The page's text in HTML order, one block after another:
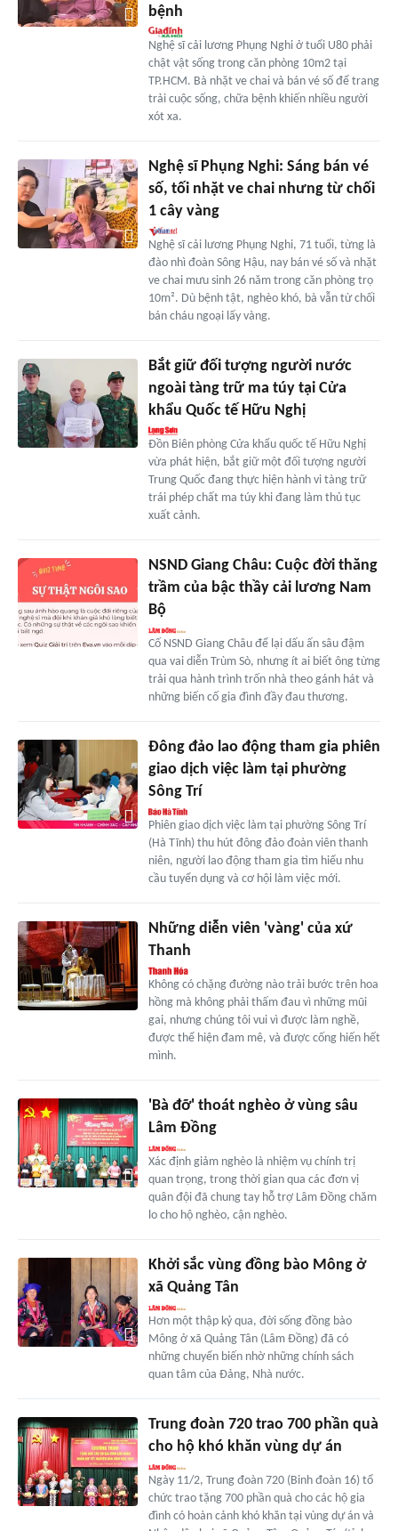
bệnh
Nghệ sĩ cải lương Phụng Nghi ở tuổi U80 phải
chật vật sống trong căn phòng 10m2 tại
TP.HCM. Bà nhặt ve chai và bán vé số để trang
trải cuộc sống, chữa bệnh khiến nhiều người
xót xa.
Nghệ sĩ Phụng Nghi: Sáng bán vé
số, tối nhặt ve chai nhưng từ chối
1 cây vàng
Nghệ sĩ cải lương Phụng Nghi, 71 tuổi, từng là
đào nhì đoàn Sông Hậu, nay bán vé số và nhặt
ve chai mưu sinh 26 năm trong căn phòng trọ
10m². Dù bệnh tật, nghèo khó, bà vẫn từ chối
bán cháu ngoại lấy vàng.
Bắt giữ đối tượng người nước
ngoài tàng trữ ma túy tại Cửa
khẩu Quốc tế Hữu Nghị
Đồn Biên phòng Cửa khẩu quốc tế Hữu Nghị
vừa phát hiện, bắt giữ một đối tượng người
Trung Quốc đang thực hiện hành vi tàng trữ
trái phép chất ma túy khi đang làm thủ tục
xuất cảnh.
NSND Giang Châu: Cuộc đời thăng
trầm của bậc thầy cải lương Nam
Bộ
Cố NSND Giang Châu để lại dấu ấn sâu đậm
qua vai diễn Trùm Sò, nhưng ít ai biết ông từng
trải qua hành trình trốn nhà theo gánh hát và
những biến cố gia đình đầy đau thương.
Đông đảo lao động tham gia phiên
giao dịch việc làm tại phường
Sông Trí
Phiên giao dịch việc làm tại phường Sông Trí
(Hà Tĩnh) thu hút đông đảo đoàn viên thanh
niên, người lao động tham gia tìm hiểu nhu
cầu tuyển dụng và cơ hội làm việc mới.
Những diễn viên 'vàng' của xứ
Thanh
Không có chặng đường nào trải bước trên hoa
hồng mà không phải thấm đau vì những mũi
gai, nhưng chúng tôi vui vì được làm nghề,
được thể hiện đam mê, và được cống hiến hết
mình.
'Bà đỡ' thoát nghèo ở vùng sâu
Lâm Đồng
Xác định giảm nghèo là nhiệm vụ chính trị
quan trọng, trong thời gian qua các đơn vị
quân đội đã chung tay hỗ trợ Lâm Đồng chăm
lo cho hộ nghèo, cận nghèo.
Khởi sắc vùng đồng bào Mông ở
xã Quảng Tân
Hơn một thập kỷ qua, đời sống đồng bào
Mông ở xã Quảng Tân (Lâm Đồng) đã có
những chuyển biến nhờ những chính sách
quan tâm của Đảng, Nhà nước.
Trung đoàn 720 trao 700 phần quà
cho hộ khó khăn vùng dự án
Ngày 11/2, Trung đoàn 720 (Binh đoàn 16) tổ
chức trao tặng 700 phần quà cho các hộ gia
đình có hoàn cảnh khó khăn tại vùng dự án và